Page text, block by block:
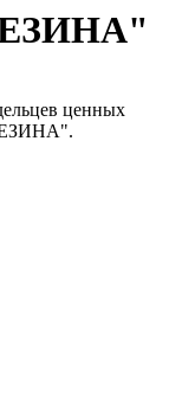
ценных